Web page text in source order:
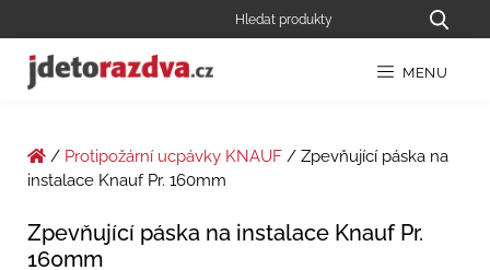
MENU
/ Protipožární ucpávky KNAUF / Zpevňující páska na
instalace Knauf Pr. 160mm
Zpevňující páska na instalace Knauf Pr.
160mm